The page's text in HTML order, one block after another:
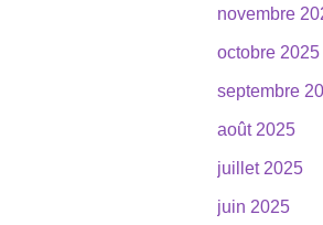
novembre
octobre 2025
septembre
août 2025
juillet 2025
juin 2025